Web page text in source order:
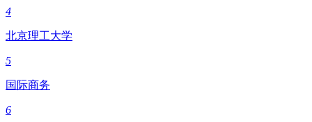
4
北京理工大学
5
国际商务
6